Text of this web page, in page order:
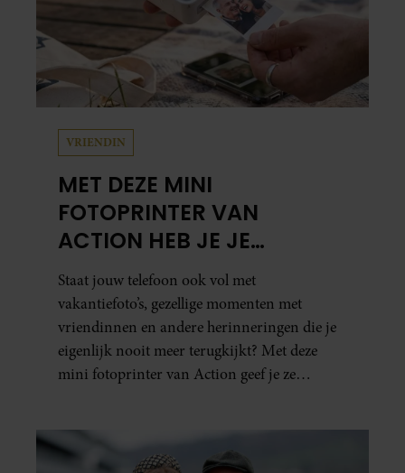
VRIENDIN
MET DEZE MINI
FOTOPRINTER VAN
ACTION HEB JE JE
FAVORIETE FOTO’S BINNEN
ÉÉN MINUUT IN HANDEN
Staat jouw telefoon ook vol met
vakantiefoto’s, gezellige momenten met
vriendinnen en andere herinneringen die je
eigenlijk nooit meer terugkijkt? Met deze
mini fotoprinter van Action geef je ze
al in handen.